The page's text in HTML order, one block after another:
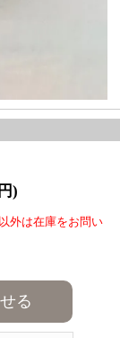
)
外は在庫をお問い
る